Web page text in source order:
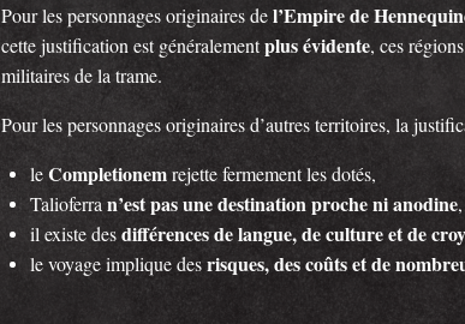
Pour les personnages originaires del’Empire de
cette justification est généralementplus évidente, ces
militaires de la trame.
Pour les personnages originaires d’autres territoires, la
leCompletionemrejette fermement les dotés,
Talioferran’est pas une destination proche ni anodine,
il existe desdifférences de langue, de culture et de
le voyage implique desrisques, des coûts et de